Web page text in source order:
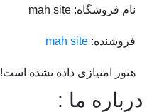
نام فروشگاه: mah site
فروشنده: mah site
هنوز امتیازی داده نشده است!
درباره ما :